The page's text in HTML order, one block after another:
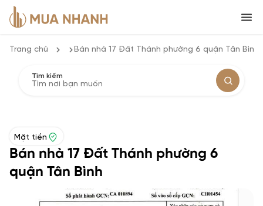
Trang chủ Bán nhà 17 Đất Thánh phường 6 quận Tân Bình
Tìm kiếm
Mặt tiền
Bán nhà 17 Đất Thánh phường 6
quận Tân Bình